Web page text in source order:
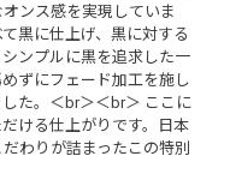
ンス感を実現していま
黒に仕上げ、黒に対する
ンプルに黒を追求した一
ずにフェード加工を施し
た。＜br＞＜br＞ ここに
ける仕上がりです。日本
わりが詰まったこの特別